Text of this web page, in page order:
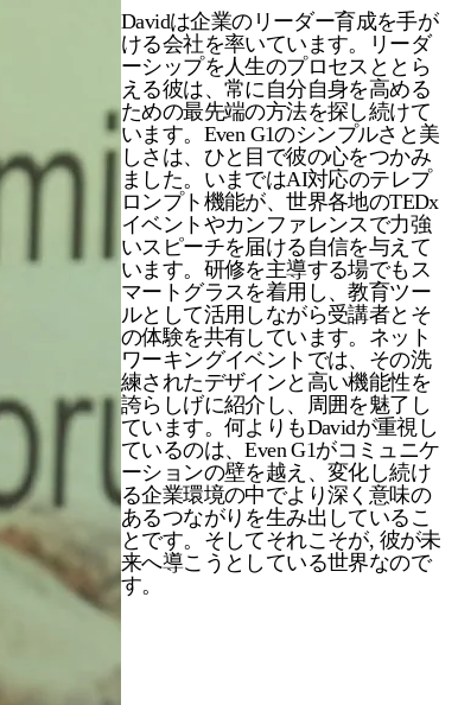
Davidは企業のリーダー育成を手が
ける会社を率いています。リーダ
ーシップを人生のプロセスととら
える彼は、常に自分自身を高める
ための最先端の方法を探し続けて
います。Even G1のシンプルさと美
しさは、ひと目で彼の心をつかみ
ました。いまではAI対応のテレプ
ロンプト機能が、世界各地のTEDx
イベントやカンファレンスで力強
いスピーチを届ける自信を与えて
います。研修を主導する場でもス
マートグラスを着用し、教育ツー
ルとして活用しながら受講者とそ
の体験を共有しています。ネット
ワーキングイベントでは、その洗
練されたデザインと高い機能性を
誇らしげに紹介し、周囲を魅了し
ています。何よりもDavidが重視し
ているのは、Even G1がコミュニケ
ーションの壁を越え、変化し続け
る企業環境の中でより深く意味の
あるつながりを生み出しているこ
とです。そしてそれこそが, 彼が未
来へ導こうとしている世界なので
す。